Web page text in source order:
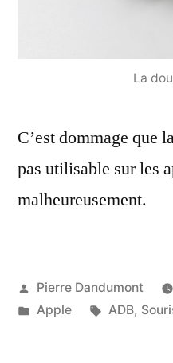
La
C’est dommage que
pas utilisable sur les
malheureusement.
Publié
par
Pierre Dandumont
Publié
Apple Étiquettes
ADB,